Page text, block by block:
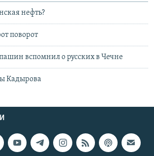
нефть?
поворот
вспомнил о русских в Чечне
Кадырова